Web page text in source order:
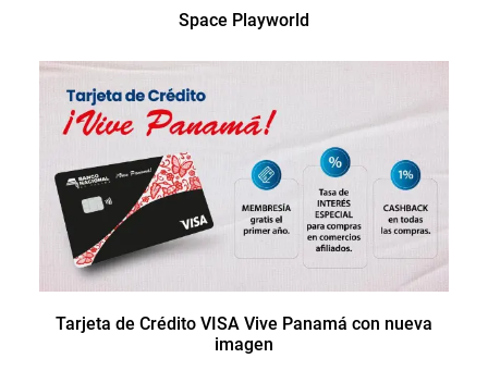
Space Playworld
Tarjeta de Crédito VISA Vive Panamá con nueva
imagen